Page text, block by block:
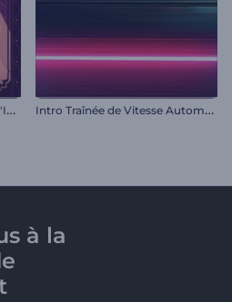
A
nimations de la Journée de l'Indépendance de l'Inde I
ntro Traînée de Vitesse Automobile
à la